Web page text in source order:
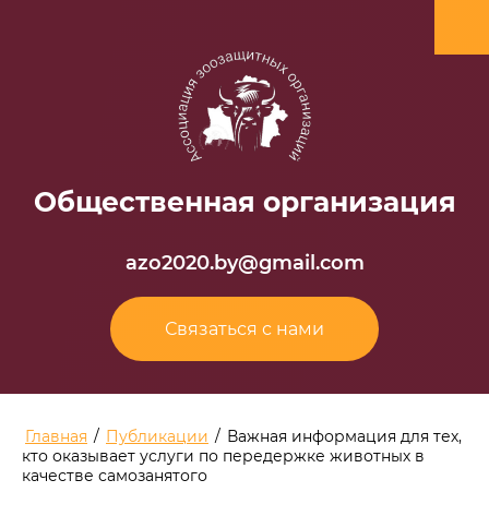
Общественная организация
аzo2020.by@gmail.com
Связаться с нами
Главная / Публикации / Важная информация для тех,
кто оказывает услуги по передержке животных в
качестве самозанятого